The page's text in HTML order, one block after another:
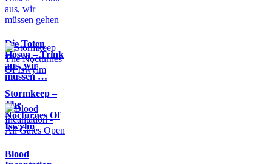
Die Toten
Hosen – Trink
aus, wir
müssen …
Stormkeep –
The
Nocturnes Of
Iswylm
Blood